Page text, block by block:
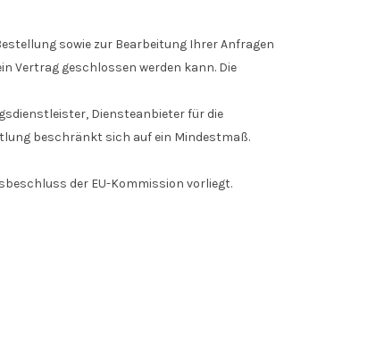
sowie zur Bearbeitung Ihrer Anfragen
Vertrag geschlossen werden kann. Die
Diensteanbieter für die
beschränkt sich auf ein Mindestmaß.
der EU-Kommission vorliegt.